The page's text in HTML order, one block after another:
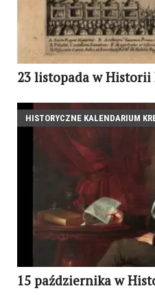
23 listopada w Historii
HISTORYCZNE KALENDARIUM
15 października w